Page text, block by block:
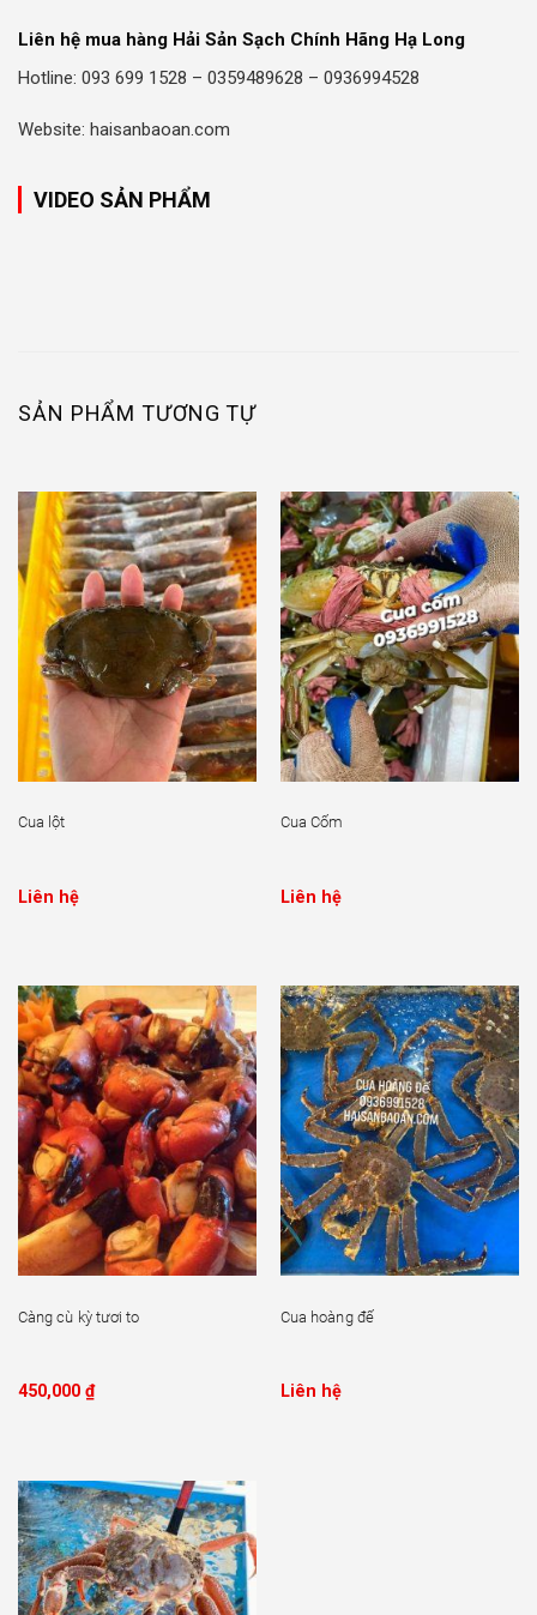
Liên hệ mua hàng Hải Sản Sạch Chính Hãng Hạ Long
Hotline: 093 699 1528 – 0359489628 – 0936994528
Website: haisanbaoan.com
VIDEO SẢN PHẨM
SẢN PHẨM TƯƠNG TỰ
Cua lột
Liên hệ
Cua Cốm
Liên hệ
Càng cù kỳ tươi to
450,000 ₫
Cua hoàng đế
Liên hệ